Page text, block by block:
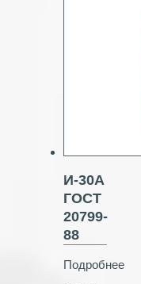
И-30А
ГОСТ
20799-
88
Подробнее